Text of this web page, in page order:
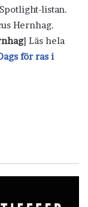
listan.
Hernhag.
] Läs hela
för ras i